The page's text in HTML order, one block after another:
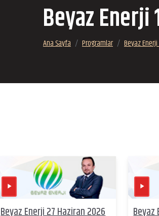
Beyaz Enerji
Ana Sayfa Programlar Beyaz
Beyaz Enerji 27 Haziran 2026 Beyaz